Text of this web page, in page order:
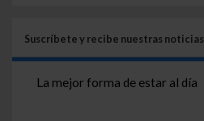
Suscríbete y recibe nuestras noticias
La mejor forma de estar al día